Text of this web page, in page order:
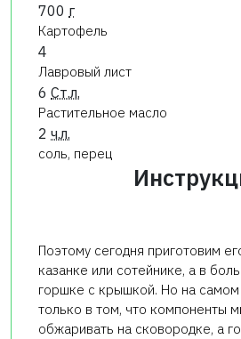
700 г
Картофель
4
Лавровый лист
6 Ст.л.
Растительное масло
2 ч.л.
соль, перец
Поэтому сегодня приготовим
казанке или сотейнике, а в
горшке с крышкой. Но на самом
только в том, что компоненты
обжаривать на сковородке, а